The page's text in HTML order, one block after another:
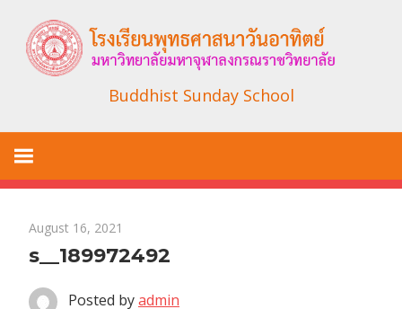
content
Buddhist Sunday School
August 16, 2021
s__189972492
Posted byadmin